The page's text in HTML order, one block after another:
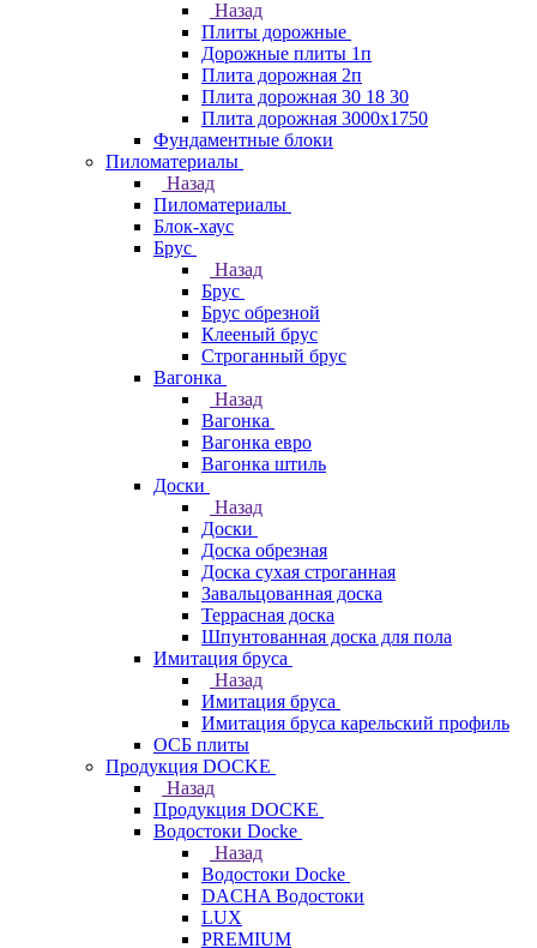
Назад
Плиты дорожные
Дорожные плиты 1п
Плита дорожная 2п
Плита дорожная 30 18 30
Плита дорожная 3000х1750
Фундаментные блоки
Пиломатериалы
Назад
Пиломатериалы
Блок-хаус
Брус
Назад
Брус
Брус обрезной
Клееный брус
Строганный брус
Вагонка
Назад
Вагонка
Вагонка евро
Вагонка штиль
Доски
Назад
Доски
Доска обрезная
Доска сухая строганная
Завальцованная доска
Террасная доска
Шпунтованная доска для пола
Имитация бруса
Назад
Имитация бруса
Имитация бруса карельский профиль
ОСБ плиты
Продукция DOCKE
Назад
Продукция DOCKE
Водостоки Docke
Назад
Водостоки Docke
DACHA Водостоки
LUX
PREMIUM